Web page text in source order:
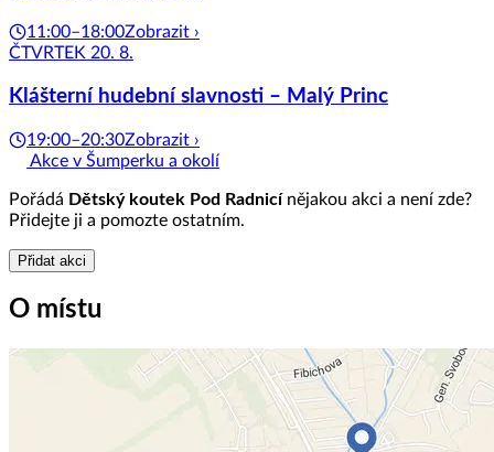
11:00–18:00Zobrazit ›
ČTVRTEK 20. 8.
Klášterní hudební slavnosti – Malý Princ
19:00–20:30Zobrazit ›
Akce v Šumperku a okolí
Pořádá Dětský koutek Pod Radnicínějakou akci a není zde?
Přidejte ji a pomozte ostatním.
Přidat akci
O místu